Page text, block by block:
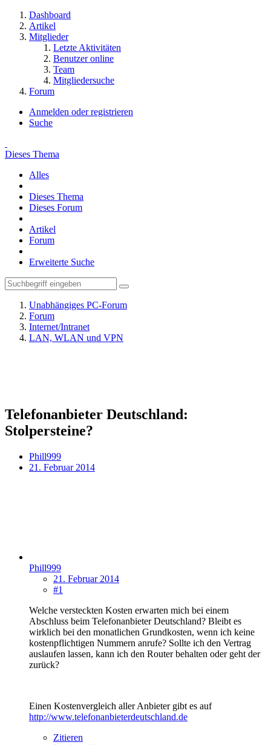
Dashboard
Artikel
Mitglieder
Letzte Aktivitäten
Benutzer online
Team
Mitgliedersuche
Forum
Anmelden oder registrieren
Suche
Dieses Thema
Alles
Dieses Thema
Dieses Forum
Artikel
Forum
Erweiterte Suche
Unabhängiges PC-Forum
Forum
Internet/Intranet
LAN, WLAN und VPN
Telefonanbieter Deutschland:
Stolpersteine?
Phill999
21. Februar 2014
Phill999
21. Februar 2014
#1
Welche versteckten Kosten erwarten mich bei einem
Abschluss beim Telefonanbieter Deutschland? Bleibt es
wirklich bei den monatlichen Grundkosten, wenn ich keine
kostenpflichtigen Nummern anrufe? Sollte ich den Vertrag
auslaufen lassen, kann ich den Router behalten oder geht der
zurück?
Einen Kostenvergleich aller Anbieter gibt es auf
http://www.telefonanbieterdeutschland.de
Zitieren